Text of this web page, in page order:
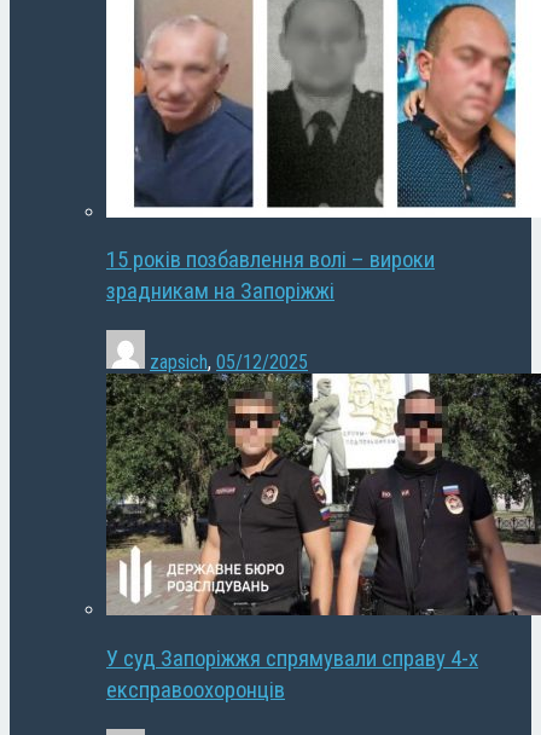
15 років позбавлення волі – вироки
зрадникам на Запоріжжі
zapsich, 05/12/2025
У суд Запоріжжя спрямували справу 4-х
експравоохоронців